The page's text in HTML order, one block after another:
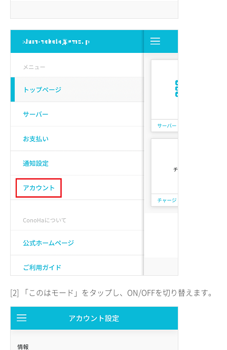
[2] 「このはモード」をタップし、ON/OFFを切り替えます。